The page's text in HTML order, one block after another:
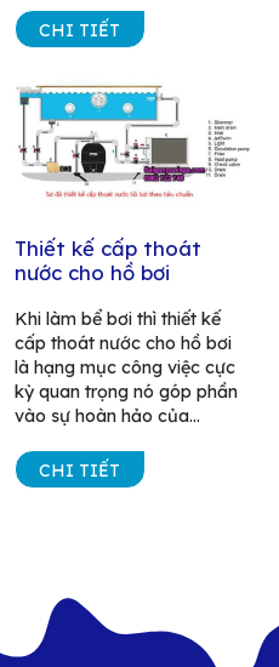
CHI TIẾT
Thiết kế cấp thoát
nước cho hồ bơi
Khi làm bể bơi thì thiết kế
cấp thoát nước cho hồ bơi
là hạng mục công việc cực
kỳ quan trọng nó góp phần
vào sự hoàn hảo của...
CHI TIẾT